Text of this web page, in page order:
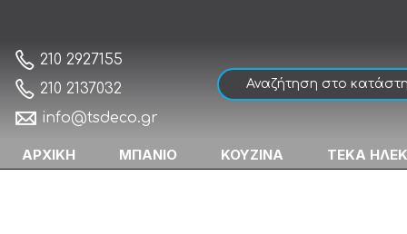
210 2927155
210 2137032
info@tsdeco.gr
ΑΡΧΙΚΗ ΜΠΑΝΙΟ ΚΟΥΖΙΝΑ ΤΕΚΑ